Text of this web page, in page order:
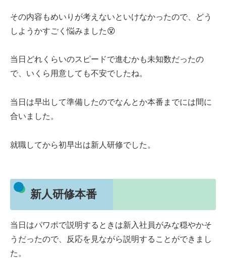
その内容もめいりが考えないといけなかったので、どう
しようかすごく悩みました😵
当日どれくらいのスピードで進むかも未知数だったの
で、いくら用意しても不安でしたね。
当日は早出して準備したのでなんとか本番までには間に
合いました。
就職してから初早出は新人研修でした。
新人研修本番
当日はパワポで説明するときは新入社員がみな穏やかそ
うだったので、反応を見ながら説明することができまし
た。